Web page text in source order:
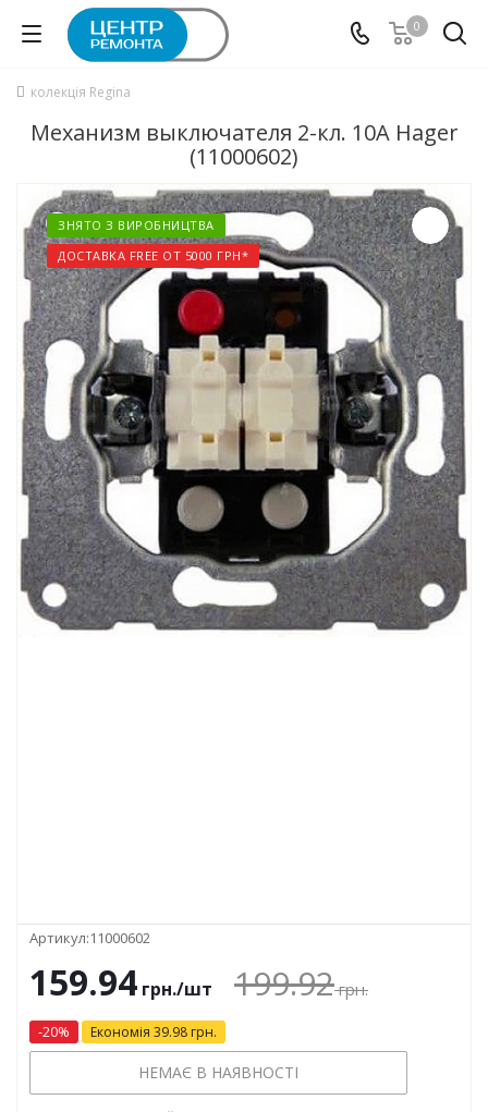
0
колекція Regina
Механизм выключателя 2-кл. 10А Hager
(11000602)
ЗНЯТО З ВИРОБНИЦТВА
ДОСТАВКА FREE ОТ 5000 ГРН*
Артикул:11000602
159.94 грн./шт 199.92грн.
-20% Економія 39.98 грн.
НЕМАЄ В НАЯВНОСТІ